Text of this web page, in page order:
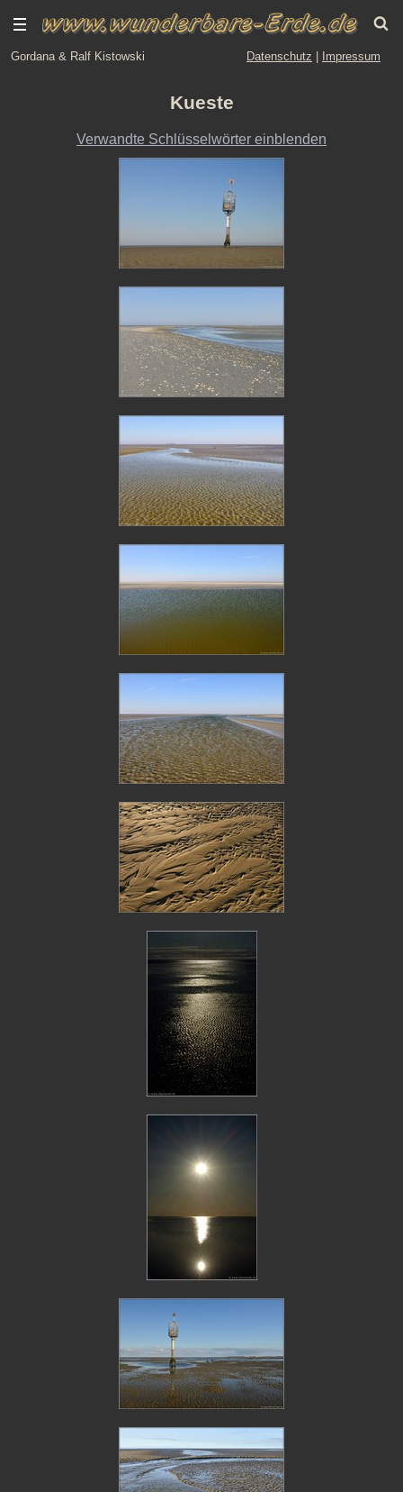
Gordana & Ralf Kistowski Datenschutz Impressum
Kueste
Verwandte Schlüsselwörter einblenden